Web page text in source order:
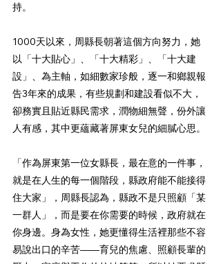
持。
1000天以來，周縣長朝著這個方向努力，她
以「十大貼心」、「十大精彩」、「十大建
設」、為主軸，如細數家珍般，逐一和鄉親報
告3年來的成果，有些規劃和建設看似不大，
卻務實且貼近縣民需求，潤物細無聲，份外讓
人有感，其中更蘊藏著屏東女兒的細膩心思。
「作為屏東第一位女縣長，最在意的一件事，
就是在人生的每一個階段，縣政府能不能接得
住大家」，周縣長認為，縣政不是只照顧「某
一群人」，而是要在你需要的時候，政府就在
你身邊。身為女性，她更懂得生活裡那些不容
易說出口的辛苦——育兒的焦慮、照顧長輩的